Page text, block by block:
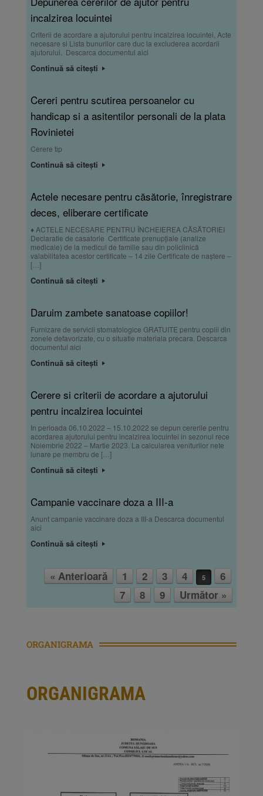
incalzirea locuintei
Criterii de acordare a ajutorului pentru incalzirea locuintei, Acte
necesare si Lista bunurilor care duc la excluderea acordarii
ajutorului. Descarca documentul aici
Continuă să citești
Cereri pentru scutirea persoanelor cu
handicap si a asitentilor personali de la plata
Rovinietei
Cerere tip
Continuă să citești
Actele necesare pentru căsătorie, înregistrare
deces, eliberare certificate
♦ ACTELE NECESARE PENTRU ÎNCHEIEREA CĂSĂTORIEI
Declaratie de casatorie Certificate prenupţiale (analize
medicale) de la medicul de familie sau din policlinică
valabilitatea acestor certificate – 14 zile Certificate de naştere –
[…]
Continuă să citești
Daruim zambete sanatoase copiilor!
Furnizare de servicii stomatologice GRATUITE pentru copiii din
zonele defavorizate, cu o situatie materiala precara. Descarca
documentul aici
Continuă să citești
Cerere si criterii de acordare a ajutorului
pentru incalzirea locuintei
In perioada 06.10.2022 – 15.10.2022 se depun cererile pentru
acordarea ajutorului pentru incalzirea locuintei in sezonul rece
Noiembrie 2022 – Martie 2023. La calcularea veniturilor nete
lunare pe membru de […]
Continuă să citești
Campanie vaccinare doza a III-a
Anunt campanie vaccinare doza a III-a Descarca documentul
aici
Continuă să citești
Post navigation
« Anterioară 1 2 3 4 5
6
7
8 9 Următor »
ORGANIGRAMA
ORGANIGRAMA